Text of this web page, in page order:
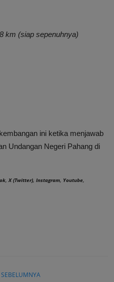
km (siap sepenuhnya)
ini ketika menjawab
Undangan Negeri Pahang di
,X (Twitter), Instagram, Youtube,
SEBELUMNYA